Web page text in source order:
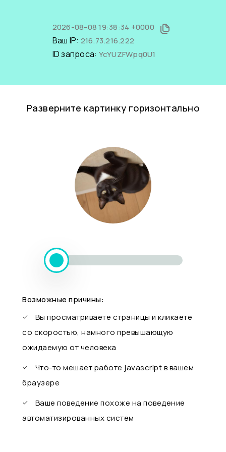
2026-08-08 19:38:34 +0000
Ваш IP: 216.73.216.222
ID запроса: YcYUZFWpq0U1
Разверните картинку горизонтально
Возможные причины:
Вы просматриваете страницы и кликаете
со скоростью, намного превышающую
ожидаемую от человека
Что-то мешает работе javascript в вашем
браузере
Ваше поведение похоже на поведение
автоматизированных систем